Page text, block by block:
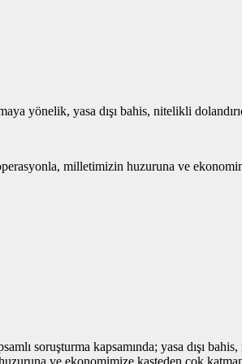
yönelik, yasa dışı bahis, nitelikli
milletimizin huzuruna ve
soruşturma kapsamında; yasa dışı
ve ekonomimize kasteden çok